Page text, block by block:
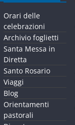
Orari delle
celebrazioni
Archivio foglietti
Santa Messa in
Diretta
Santo Rosario
Viaggi
Blog
Orientamenti
pastorali